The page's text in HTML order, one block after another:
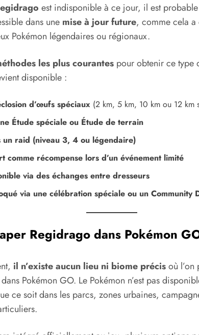
est indisponible à ce jour, il est
dans une mise à jour future, comme cela
Pokémon légendaires ou régionaux.
les plus courantes pour obtenir ce type
disponible :
d’œufs spéciaux (2 km, 5 km, 10 km ou 12 km
Étude spéciale ou Étude de terrain
un raid (niveau 3, 4 ou légendaire)
comme récompense lors d’un événement limité
via des échanges entre dresseurs
via une célébration spéciale ou un Community
Regidrago dans Pokémon
il n’existe aucun lieu ni biome précisoù l’on
Pokémon GO. Le Pokémon n’est pas
ce soit dans les parcs, zones urbaines,